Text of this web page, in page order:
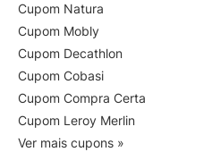
Cupom Natura
Cupom Mobly
Cupom Decathlon
Cupom Cobasi
Cupom Compra Certa
Cupom Leroy Merlin
Ver mais cupons »